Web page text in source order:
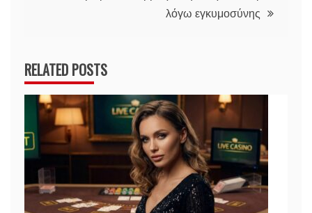
λόγω εγκυμοσύνης
RELATED POSTS